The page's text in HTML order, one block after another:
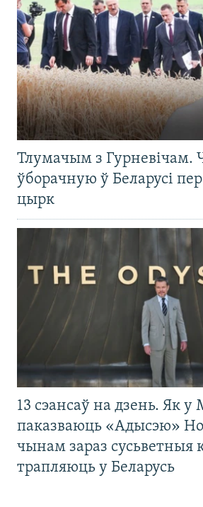
Тлумачым з Гурневічам.
ўборачную ў Беларусі
цырк
13 сэансаў на дзень. Як у
паказваюць «Адысэю»
чынам зараз сусьветныя
трапляюць у Беларусь